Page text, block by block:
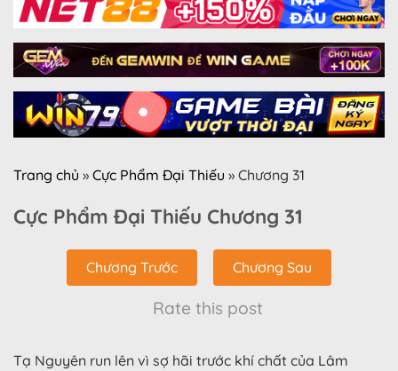
Trang chủ » Cực Phẩm Đại Thiếu » Chương 31
Cực Phẩm Đại Thiếu Chương 31
Chương Trước Chương Sau
Rate this post
Tạ Nguyên run lên vì sợ hãi trước khí chất của Lâm